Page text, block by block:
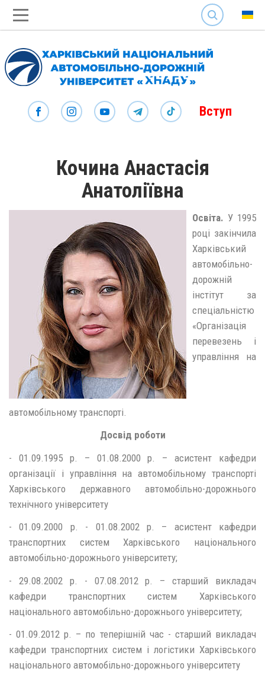
SEARCH
Вступ
Кочина Анастасія
Анатоліївна
Освіта. У 1995
році закінчила
Харківський
автомобільно-
дорожній
інстітут за
спеціальністю
«Організація
перевезень і
управління на
автомобільному транспорті.
Досвід роботи
- 01.09.1995 р. – 01.08.2000 р. – асистент кафедри
організації і управління на автомобільному транспорті
Харківського державного автомобільно-дорожнього
технічного університету
- 01.09.2000 р. - 01.08.2002 р. – асистент кафедри
транспортних систем Харківського національного
автомобільно-дорожнього університету;
- 29.08.2002 р. - 07.08.2012 р. – старший викладач
кафедри транспортних систем Харківського
національного автомобільно-дорожнього університету;
- 01.09.2012 р. – по теперішній час - старший викладач
кафедри транспортних систем і логістики Харківського
національного автомобільно-дорожнього університету